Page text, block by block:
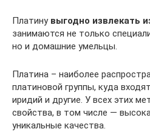
Платину выгодно извлекать
занимаются не только
но и домашние умельцы.
Платина – наиболее
платиновой группы, куда
иридий и другие. У всех этих
свойства, в том числе —
уникальные качества.